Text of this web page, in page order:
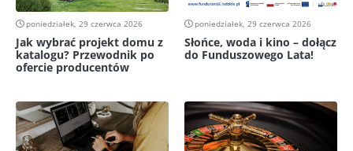
poniedziałek, 29 czerwca 2026
Jak wybrać projekt domu z
katalogu? Przewodnik po
ofercie producentów
poniedziałek, 29 czerwca 2026
Słońce, woda i kino – dołącz
do Funduszowego Lata!